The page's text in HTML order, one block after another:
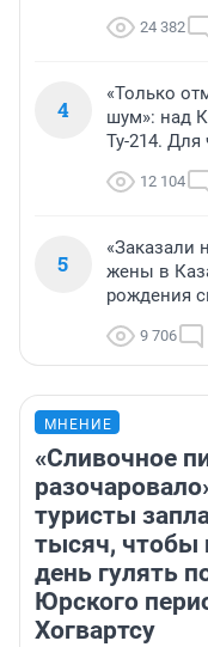
24 382
4
«Только
шум»: над
Ту-214. Для
12 104
5
«Заказали
жены в
рождения
9 706
МНЕНИЕ
«Сливочное
туристы
тысяч, чтобы
день гулять
Юрского
Хогвартсу